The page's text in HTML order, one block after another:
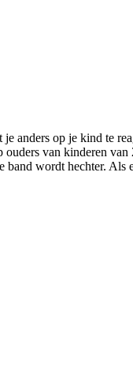
op je kind te
van kinderen
wordt hechter.